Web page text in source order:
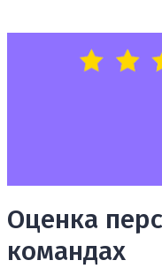
Оценка
командах